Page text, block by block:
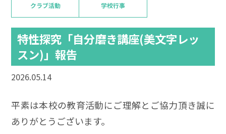
クラブ活動 学校行事
特性探究「自分磨き講座(美文字レッ
スン)」報告
2026.05.14
平素は本校の教育活動にご理解とご協力頂き誠に
ありがとうございます。